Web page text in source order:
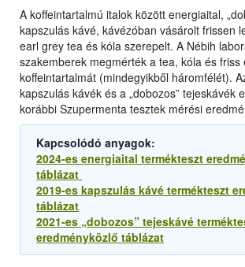
A koffeintartalmú italok között energiaital,
kapszulás kávé, kávézóban vásárolt frissen
earl grey tea és kóla szerepelt. A Nébih
szakemberek megmérték a tea, kóla és friss
koffeintartalmát (mindegyikből háromfélét).
kapszulás kávék és a „dobozos” tejeskávék
korábbi Szupermenta tesztek mérési
Kapcsolódó anyagok:
2024-es energiaital termékteszt
táblázat
2019-es kapszulás kávé termékteszt
táblázat
2021-es „dobozos” tejeskávé
eredményközlő táblázat